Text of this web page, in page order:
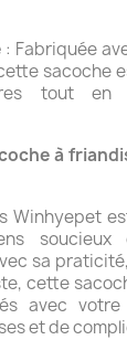
: Fabriquée
sacoche
tout en
à
Winhyepet
sa
cette
avec
et de